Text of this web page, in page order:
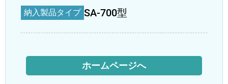
納入製品タイプ SA-700型
ホームページへ